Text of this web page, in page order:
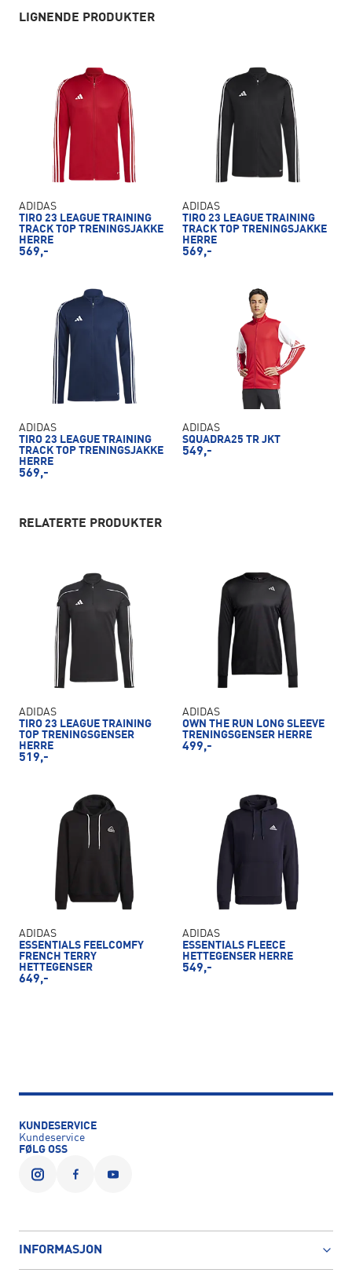
LIGNENDE PRODUKTER
ADIDAS
TIRO 23 LEAGUE TRAINING
TRACK TOP TRENINGSJAKKE
HERRE
569,-
ADIDAS
TIRO 23 LEAGUE TRAINING
TRACK TOP TRENINGSJAKKE
HERRE
569,-
ADIDAS
TIRO 23 LEAGUE TRAINING
TRACK TOP TRENINGSJAKKE
HERRE
569,-
ADIDAS
SQUADRA25 TR JKT
549,-
RELATERTE PRODUKTER
ADIDAS
TIRO 23 LEAGUE TRAINING
TOP TRENINGSGENSER
HERRE
519,-
ADIDAS
OWN THE RUN LONG SLEEVE
TRENINGSGENSER HERRE
499,-
ADIDAS
ESSENTIALS FEELCOMFY
FRENCH TERRY
HETTEGENSER
649,-
ADIDAS
ESSENTIALS FLEECE
HETTEGENSER HERRE
549,-
KUNDESERVICE
Kundeservice
FØLG OSS
INFORMASJON